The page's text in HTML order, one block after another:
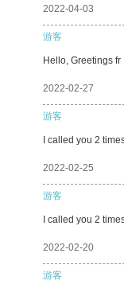
2022-04-03
游客
Hello, Greetings fr
2022-02-27
游客
I called you 2
2022-02-25
游客
I called you 2
2022-02-20
游客